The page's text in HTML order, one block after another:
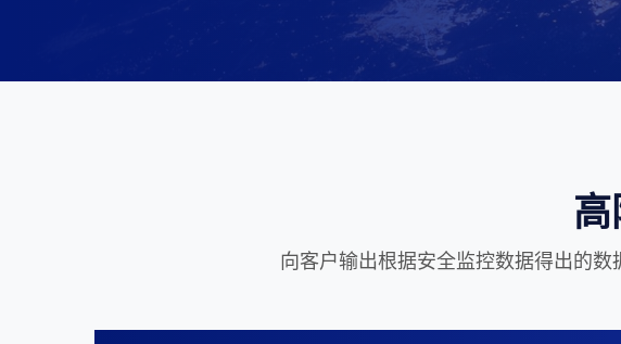
向客户输出根据安全监控数据得出的